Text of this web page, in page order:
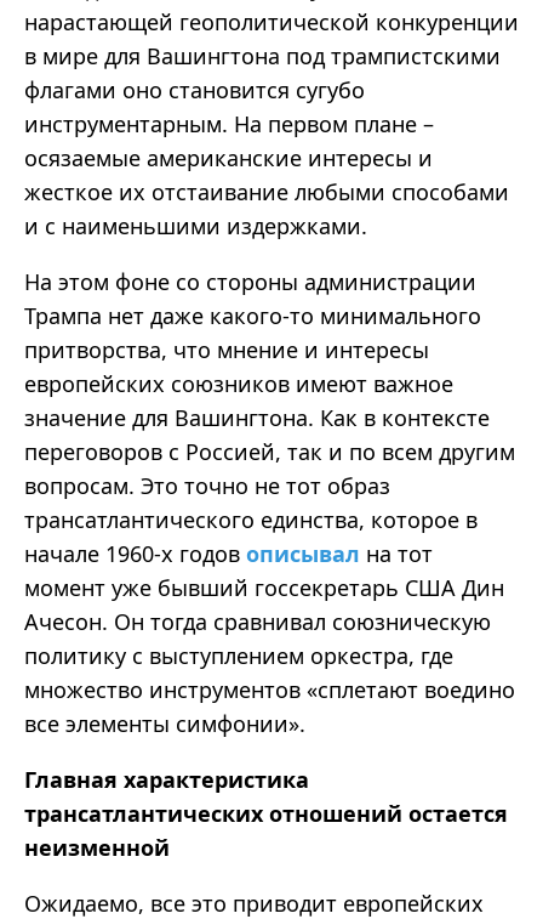
нарастающей геополитической конкуренции
в мире для Вашингтона под трампистскими
флагами оно становится сугубо
инструментарным. На первом плане –
осязаемые американские интересы и
жесткое их отстаивание любыми способами
и с наименьшими издержками.
На этом фоне со стороны администрации
Трампа нет даже какого-то минимального
притворства, что мнение и интересы
европейских союзников имеют важное
значение для Вашингтона. Как в контексте
переговоров с Россией, так и по всем другим
вопросам. Это точно не тот образ
трансатлантического единства, которое в
начале 1960-х годов описывал на тот
момент уже бывший госсекретарь США Дин
Ачесон. Он тогда сравнивал союзническую
политику с выступлением оркестра, где
множество инструментов «сплетают воедино
все элементы симфонии».
Главная характеристика
трансатлантических отношений остается
неизменной
Ожидаемо, все это приводит европейских